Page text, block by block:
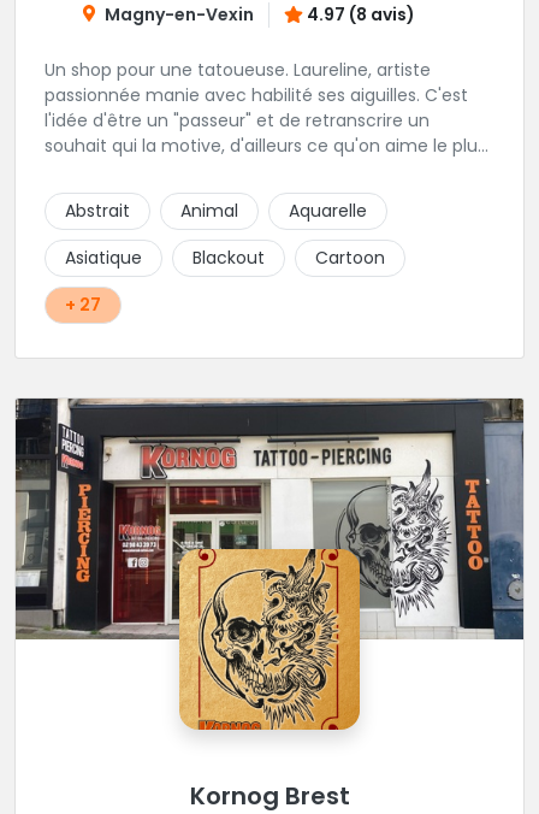
Magny-en-Vexin 4.97 (8 avis)
Un shop pour une tatoueuse. Laureline, artiste
passionnée manie avec habilité ses aiguilles. C'est
l'idée d'être un "passeur" et de retranscrire un
souhait qui la motive, d'ailleurs ce qu'on aime le plus
néo trad. Une tatoueuse recommandée et à
recommander !
Abstrait Animal
Aquarelle
Asiatique
Blackout
Cartoon
+ 27
Kornog Brest